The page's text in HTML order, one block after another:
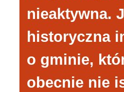
nieaktywna.
historyczna
o gminie,
obecnie nie